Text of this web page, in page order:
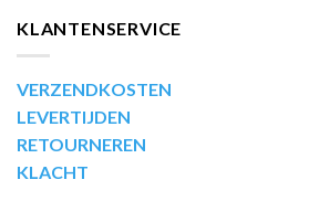
KLANTENSERVICE
VERZENDKOSTEN
LEVERTIJDEN
RETOURNEREN
KLACHT